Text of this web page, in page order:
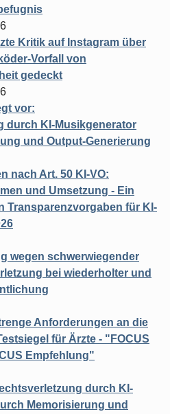
Kritik auf Instagram über
Vorfall von
gedeckt
vor:
durch KI-Musikgenerator
und Output-Generierung
nach Art. 50 KI-VO:
und Umsetzung - Ein
Transparenzvorgaben für KI-
wegen schwerwiegender
bei wiederholter und
Anforderungen an die
für Ärzte - "FOCUS
Empfehlung"
durch KI-
Memorisierung und